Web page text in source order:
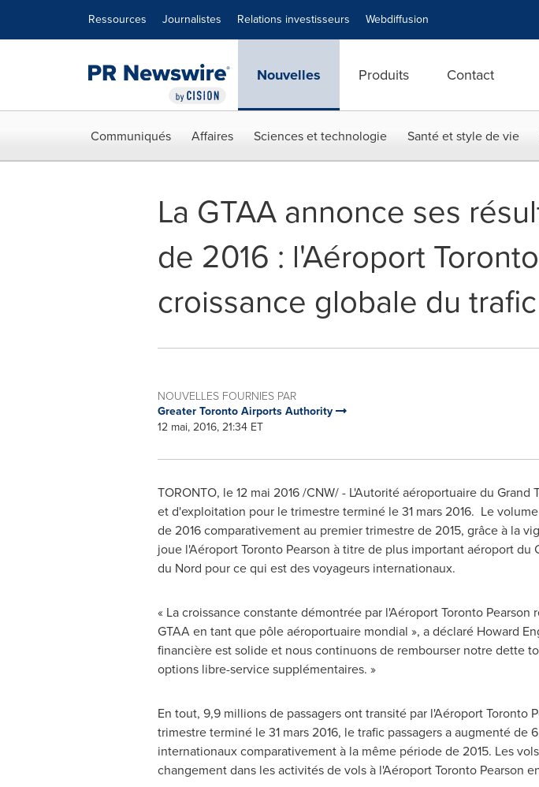
Ressources Journalistes Relations investisseurs Webdiffusion
Nouvelles Produits Contact
Communiqués Affaires Sciences et technologie Santé et style de vie
La GTAA annonce ses
de 2016 : l'Aéroport
croissance globale du
NOUVELLES FOURNIES PAR
Greater Toronto Airports Authority
12 mai, 2016, 21:34 ET
TORONTO, le 12 mai 2016 /CNW/ - L'Autorité aéroportuaire du
et d'exploitation pour le trimestre terminé le 31 mars 2016. Le
de 2016 comparativement au premier trimestre de 2015, grâce à la
joue l'Aéroport Toronto Pearson à titre de plus important aéroport du
du Nord pour ce qui est des voyageurs internationaux.
« La croissance constante démontrée par l'Aéroport Toronto
GTAA en tant que pôle aéroportuaire mondial », a déclaré Howard
financière est solide et nous continuons de rembourser notre dette
options libre-service supplémentaires. »
En tout, 9,9 millions de passagers ont transité par l'Aéroport Toronto
trimestre terminé le 31 mars 2016, le trafic passagers a augmenté de
internationaux comparativement à la même période de 2015. Les
changement dans les activités de vols à l'Aéroport Toronto Pearson